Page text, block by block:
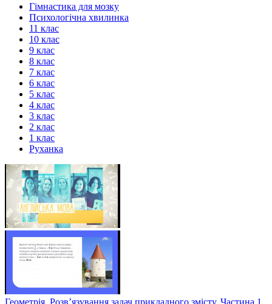
Гімнастика для мозку
Психологічна хвилинка
11 клас
10 клас
9 клас
8 клас
7 клас
6 клас
5 клас
4 клас
3 клас
2 клас
1 клас
Руханка
Геометрія. Розв’язування задач прикладного змісту. Частина 1